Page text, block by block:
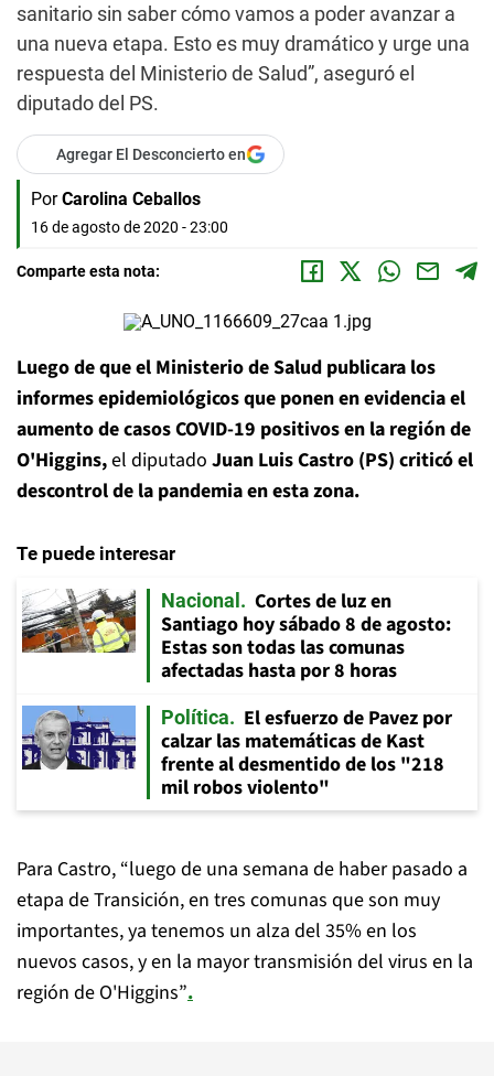
sanitario sin saber cómo vamos a poder avanzar a
una nueva etapa. Esto es muy dramático y urge una
respuesta del Ministerio de Salud”, aseguró el
diputado del PS.
Agregar El Desconcierto en
Por Carolina Ceballos
16 de agosto de 2020 - 23:00
Comparte esta nota:
Luego de que el Ministerio de Salud publicara los
informes epidemiológicos que ponen en evidencia el
aumento de casos COVID-19 positivos en la región de
O'Higgins,el diputado Juan Luis Castro (PS) criticó el
descontrol de la pandemia en esta zona.
Te puede interesar
Nacional
Cortes de luz en
Santiago hoy sábado 8 de agosto:
Estas son todas las comunas
afectadas hasta por 8 horas
Política
El esfuerzo de Pavez por
calzar las matemáticas de Kast
frente al desmentido de los "218
mil robos violento"
Para Castro, “luego de una semana de haber pasado a
etapa de Transición, en tres comunas que son muy
importantes, ya tenemos un alza del 35% en los
nuevos casos, y en la mayor transmisión del virus en la
región de O'Higgins”.